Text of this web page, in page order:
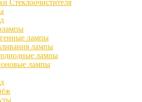
Стеклоочистителя
лампы
лампы
лампы
лампы